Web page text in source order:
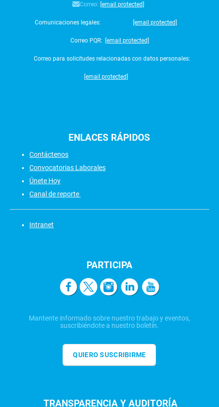
Correo: [email protected]
Comunicaciones legales: [email protected]
Correo PQR: [email protected]
Correo para solicitudes relacionadas con datos personales:
[email protected]
ENLACES RÁPIDOS
Contáctenos
Convocatorias Laborales
Únete Hoy
Canal de reporte
Intranet
PARTICIPA
Mantente informado sobre nuestro trabajo y eventos,
suscribiéndote a nuestro boletín.
QUIERO SUSCRIBIRME
TRANSPARENCIA Y AUDITORÍA